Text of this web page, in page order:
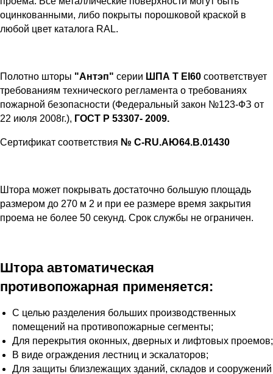
оцинкованными, либо покрыты порошковой краской в
любой цвет каталога RAL.
Полотно шторы "Антэп" серии ШПА Т EI60 соответствует
требованиям технического регламента о требованиях
пожарной безопасности (Федеральный закон №123-ФЗ от
22 июля 2008г.), ГОСТ Р 53307- 2009.
Сертификат соответствия № С-RU.АЮ64.В.01430
Штора может покрывать достаточно большую площадь
размером до 270 м 2 и при ее размере время закрытия
проема не более 50 секунд. Срок службы не ограничен.
Штора автоматическая
противопожарная применяется:
С целью разделения больших производственных
помещений на противопожарные сегменты;
Для перекрытия оконных, дверных и лифтовых проемов;
В виде ограждения лестниц и эскалаторов;
Для защиты близлежащих зданий, складов и сооружений